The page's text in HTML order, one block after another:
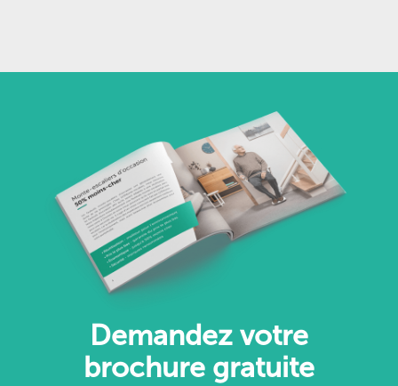
Demandez votre
brochure gratuite